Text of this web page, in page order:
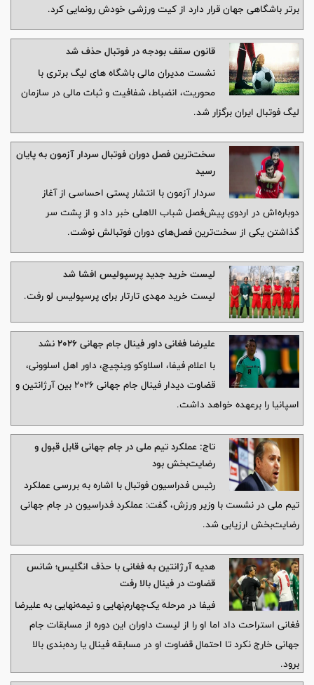
برتر باشگاهی جهان قرار دارد از کیت ورزشی خودش رونمایی کرد.
قانون سقف بودجه در فوتبال حذف شد
نشست مدیران مالی باشگاه های لیگ برتری با
محوریت، انضباط، شفافیت و ثبات مالی در سازمان
لیگ فوتبال ایران برگزار شد.
سخت‌ترین فصل دوران فوتبال سردار آزمون به پایان
رسید
سردار آزمون با انتشار پستی احساسی از آغاز
دوباره‌اش در اردوی پیش‌فصل شباب الاهلی خبر داد و از پشت سر
گذاشتن یکی از سخت‌ترین فصل‌های دوران فوتبالش نوشت.
لیست خرید جدید پرسپولیس افشا شد
لیست خرید مهدی تارتار برای پرسپولیس لو رفت.
علیرضا فغانی داور فینال جام جهانی ۲۰۲۶ نشد
با اعلام فیفا، اسلاوکو وینچیچ، داور اهل اسلوونی،
قضاوت دیدار فینال جام جهانی ۲۰۲۶ بین آرژانتین و
اسپانیا را برعهده خواهد داشت.
تاج: عملکرد تیم ملی در جام جهانی قابل قبول و
رضایت‌بخش بود
رئیس فدراسیون فوتبال با اشاره به بررسی عملکرد
تیم ملی در نشست با وزیر ورزش، گفت: عملکرد فدراسیون در جام جهانی
رضایت‌بخش ارزیابی شد.
هدیه آرژانتین به فغانی با حذف انگلیس؛‌ شانس
قضاوت در فینال بالا رفت
فیفا در مرحله یک‌چهارم‌نهایی و نیمه‌نهایی به علیرضا
فغانی استراحت داد اما او را از لیست داوران این دوره از مسابقات جام
جهانی خارج نکرد تا احتمال قضاوت او در مسابقه فینال یا رده‌بندی بالا
برود.